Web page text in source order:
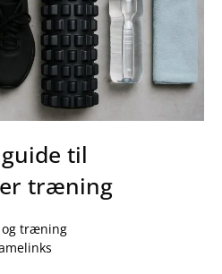
til
træning
og træning